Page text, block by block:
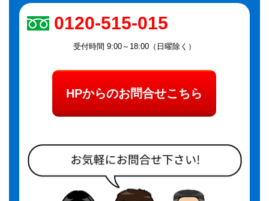
0120-515-015
受付時間 9:00～18:00（日曜除く）
HPからのお問合せこちら